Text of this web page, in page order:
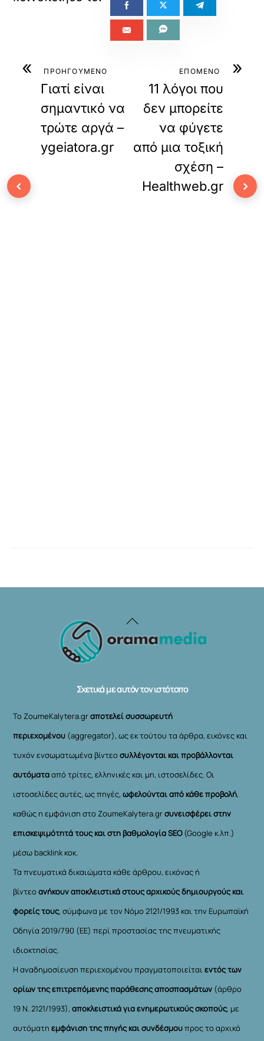
« ΠΡΟΗΓΟΥΜΕΝΟ
Γιατί είναι
σημαντικό να
τρώτε αργά –
ygeiatora.gr
»
ΕΠΟΜΕΝΟ
11 λόγοι που
δεν μπορείτε
να φύγετε
από μια τοξική
σχέση –
Healthweb.gr
Back
To
Σχετικά με αυτόν τον ιστότοπο
Το ZoumeKalytera.grαποτελεί συσσωρευτή
περιεχομένου (aggregator), ως εκ τούτου τα άρθρα, εικόνες και
τυχόν ενσωματωμένα βίντεοσυλλέγονται και προβάλλονται
αυτόματααπό τρίτες, ελληνικές και μη, ιστοσελίδες. Οι
ιστοσελίδες αυτές, ως πηγές,ωφελούνται από κάθε προβολή,
καθώς η εμφάνιση στο ZoumeKalytera.grσυνεισφέρει στην
επισκεψιμότητά τους και στη βαθμολογία SEO(Google κ.λπ.)
μέσω backlink κοκ.
Τα πνευματικά δικαιώματα κάθε άρθρου, εικόνας ή
βίντεοανήκουν αποκλειστικά στους αρχικούς δημιουργούς και
φορείς τους, σύμφωνα με τον Νόμο 2121/1993 και την Ευρωπαϊκή
Οδηγία 2019/790 (ΕΕ) περί προστασίας της πνευματικής
ιδιοκτησίας.
Η αναδημοσίευση περιεχομένου πραγματοποιείταιεντός των
ορίων της επιτρεπόμενης παράθεσης αποσπασμάτων (άρθρο
19 Ν. 2121/1993), αποκλειστικά για ενημερωτικούς σκοπούς, με
αυτόματηεμφάνιση της πηγής και συνδέσμουπρος το αρχικό
‹ ›